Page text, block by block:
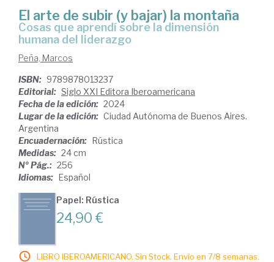
El arte de subir (y bajar) la montaña
Cosas que aprendí sobre la dimensión
humana del liderazgo
Peña, Marcos
ISBN: 9789878013237
Editorial: Siglo XXI Editora Iberoamericana
Fecha de la edición: 2024
Lugar de la edición: Ciudad Autónoma de Buenos Aires.
Argentina
Encuadernación: Rústica
Medidas: 24 cm
Nº Pág.: 256
Idiomas: Español
Papel: Rústica
24,90 €
LIBRO IBEROAMERICANO. Sin Stock. Envío en 7/8 semanas.